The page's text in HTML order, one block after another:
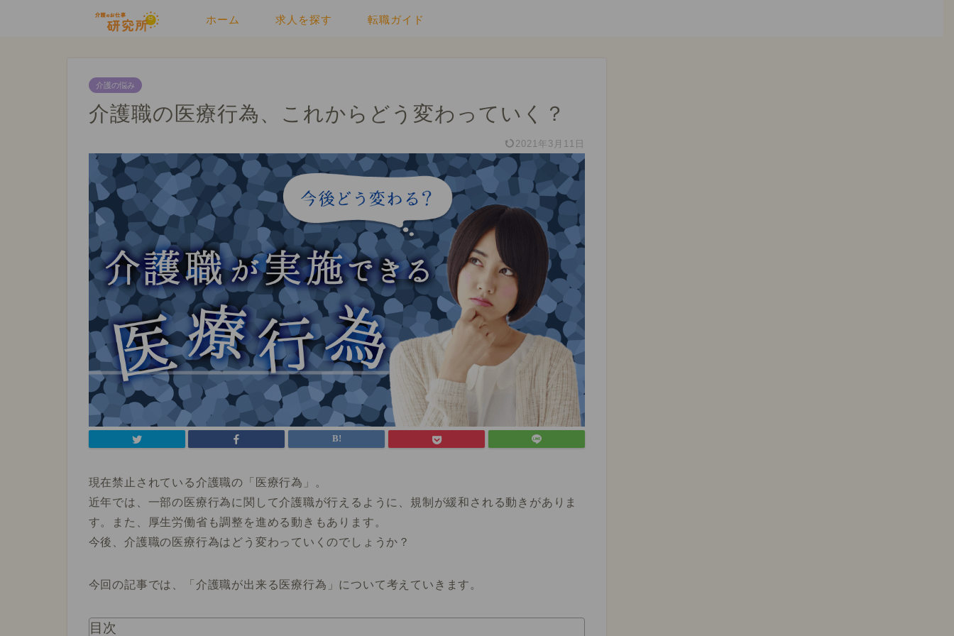
ホーム 求人を探す 転職ガイド
介護の悩み
介護職の医療行為、これからどう変わっていく？
2021年3月11日
現在禁止されている介護職の「医療行為」。
近年では、一部の医療行為に関して介護職が行えるように、規制が緩和される動きがありま
す。また、厚生労働省も調整を進める動きもあります。
今後、介護職の医療行為はどう変わっていくのでしょうか？
今回の記事では、「 介護職が出来る医療行為 」について考えていきます。
目次